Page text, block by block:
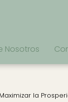
Nosotros
la